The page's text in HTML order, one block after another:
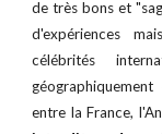
de très bons et
d'expériences
célébrités
entre la France,